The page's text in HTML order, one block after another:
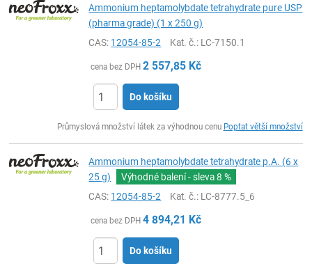
Ammonium heptamolybdate tetrahydrate pure USP
(pharma grade) (1 x 250 g)
CAS: 12054-85-2 Kat. č.: LC-7150.1
cena bez DPH 2 557,85 Kč
Do košíku
Průmyslová množství látek za výhodnou cenu Poptat větší množství
Ammonium heptamolybdate tetrahydrate p.A. (6 x
25 g)
Výhodné balení - sleva8 %
CAS: 12054-85-2 Kat. č.: LC-8777.5_6
cena bez DPH 4 894,21 Kč
Do košíku